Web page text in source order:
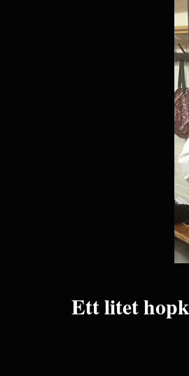
Ett litet